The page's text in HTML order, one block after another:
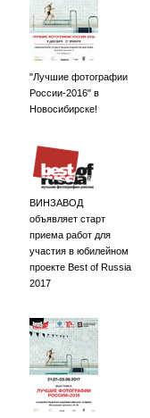
"Лучшие фотографии
России-2016" в
Новосибирске!
ВИНЗАВОД
объявляет старт
приема работ для
участия в юбилейном
проекте Best of Russia
2017